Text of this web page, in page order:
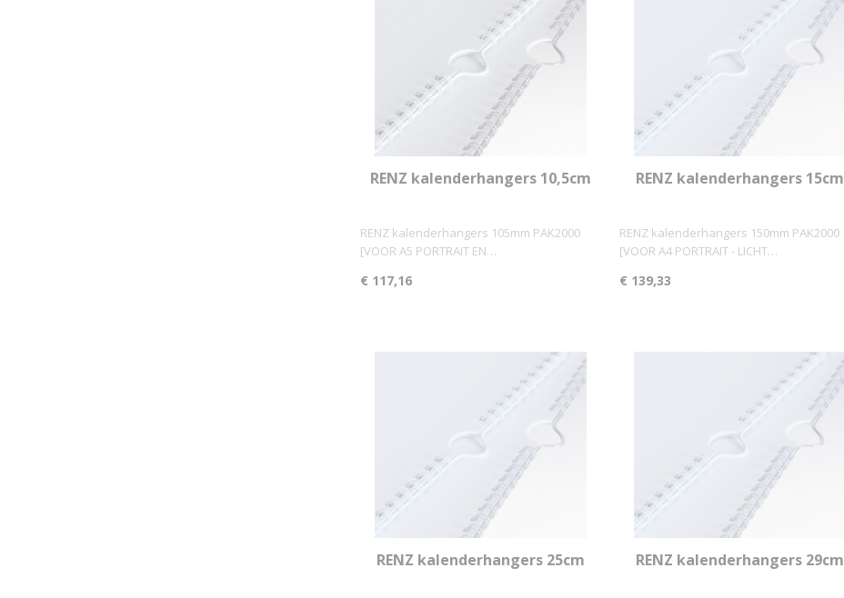
RENZ kalenderhangers 10,5cm
RENZ kalenderhangers 105mm PAK2000
[VOOR A5 PORTRAIT EN…
€ 117,16
RENZ kalenderhangers 15cm
RENZ kalenderhangers 150mm PAK2000
[VOOR A4 PORTRAIT - LICHT…
€ 139,33
RENZ kalenderhangers 25cm
RENZ kalenderhangers 29cm